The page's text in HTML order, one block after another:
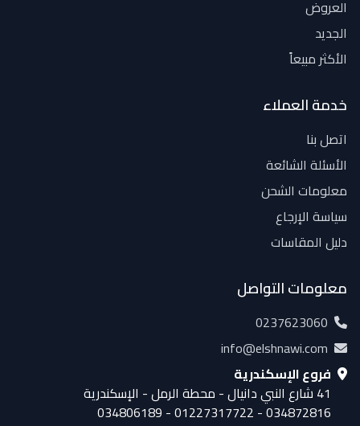
العروض
الجديد
الأكثر مبيعاً
خدمة العملاء
اتصل بنا
الأسئلة الشائعة
معلومات الشحن
سياسة الإرجاع
دليل المقاسات
معلومات التواصل
0237623060
info@elshnawi.com
فروع الإسكندرية
41 شارع النبي دانيال - محطة الرمل - الإسكندرية
034872816 - 01227317722 - 034806189